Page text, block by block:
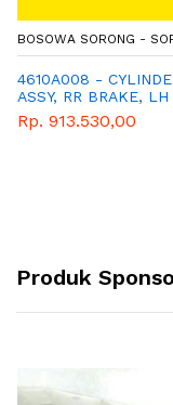
BOSOWA SORONG -
4610A008 -
ASSY, RR BRAKE,
TYPE KB4T
Rp. 913.530,00
Produk